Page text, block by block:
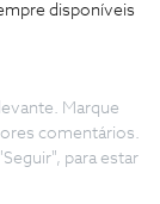
disponíveis
Marque
comentários.
para estar